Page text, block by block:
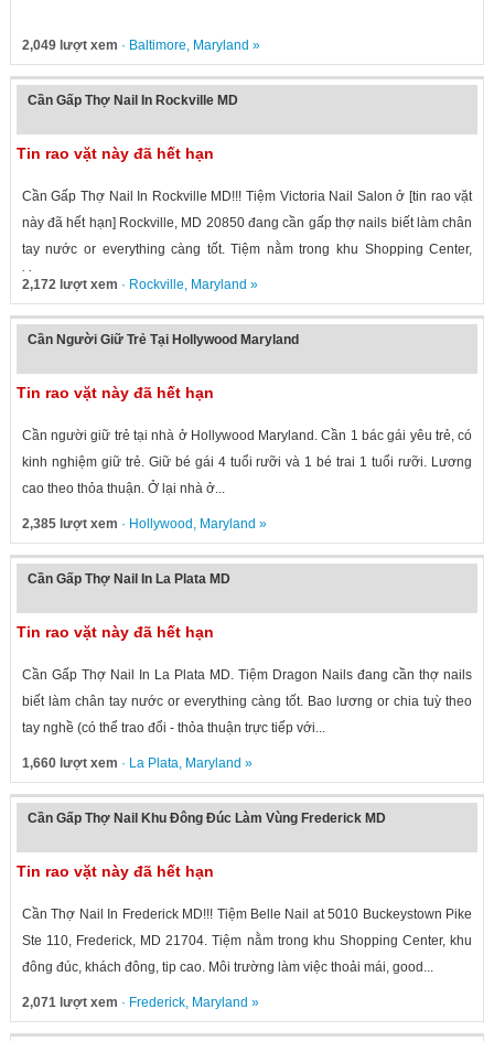
2,049 lượt xem · Baltimore, Maryland »
Cần Gấp Thợ Nail In Rockville MD
Tin rao vặt này đã hết hạn
Cần Gấp Thợ Nail In Rockville MD!!! Tiệm Victoria Nail Salon ở [tin rao vặt
này đã hết hạn] Rockville, MD 20850 đang cần gấp thợ nails biết làm chân
tay nước or everything càng tốt. Tiệm nằm trong khu Shopping Center,
khu...
2,172 lượt xem · Rockville, Maryland »
Cần Người Giữ Trẻ Tại Hollywood Maryland
Tin rao vặt này đã hết hạn
Cần người giữ trẻ tại nhà ở Hollywood Maryland. Cần 1 bác gái yêu trẻ, có
kinh nghiệm giữ trẻ. Giữ bé gái 4 tuổi rưỡi và 1 bé trai 1 tuổi rưỡi. Lương
cao theo thỏa thuận. Ở lại nhà ở...
2,385 lượt xem · Hollywood , Maryland »
Cần Gấp Thợ Nail In La Plata MD
Tin rao vặt này đã hết hạn
Cần Gấp Thợ Nail In La Plata MD. Tiệm Dragon Nails đang cần thợ nails
biết làm chân tay nước or everything càng tốt. Bao lương or chia tuỳ theo
tay nghề (có thể trao đổi - thỏa thuận trực tiếp với...
1,660 lượt xem · La Plata, Maryland »
Cần Gấp Thợ Nail Khu Đông Đúc Làm Vùng Frederick MD
Tin rao vặt này đã hết hạn
Cần Thợ Nail In Frederick MD!!! Tiệm Belle Nail at 5010 Buckeystown Pike
Ste 110, Frederick, MD 21704. Tiệm nằm trong khu Shopping Center, khu
đông đúc, khách đông, tip cao. Môi trường làm việc thoải mái, good...
2,071 lượt xem · Frederick, Maryland »